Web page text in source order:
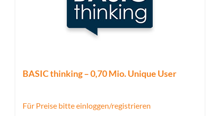
BASIC thinking – 0,70 Mio. Unique User
Für Preise bitte einloggen/registrieren